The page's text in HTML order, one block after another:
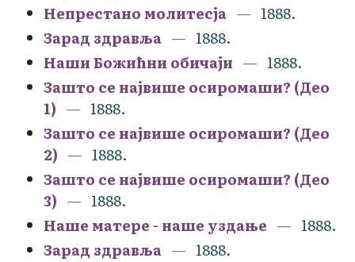
Непрестано молитесја
1888.
Зарад здравља
1888.
Наши Божићни обичаји
1888.
Зашто се највише осиромаши? (Део
1)
1888.
Зашто се највише осиромаши? (Део
2)
1888.
Зашто се највише осиромаши? (Део
3)
1888.
Наше матере - наше уздање
1888.
Зарад здравља
1888.